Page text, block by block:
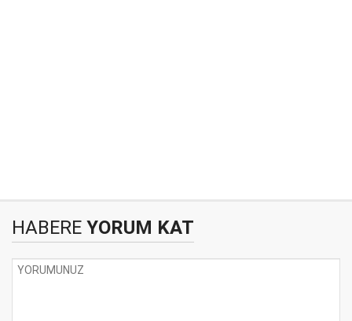
HABERE YORUM KAT